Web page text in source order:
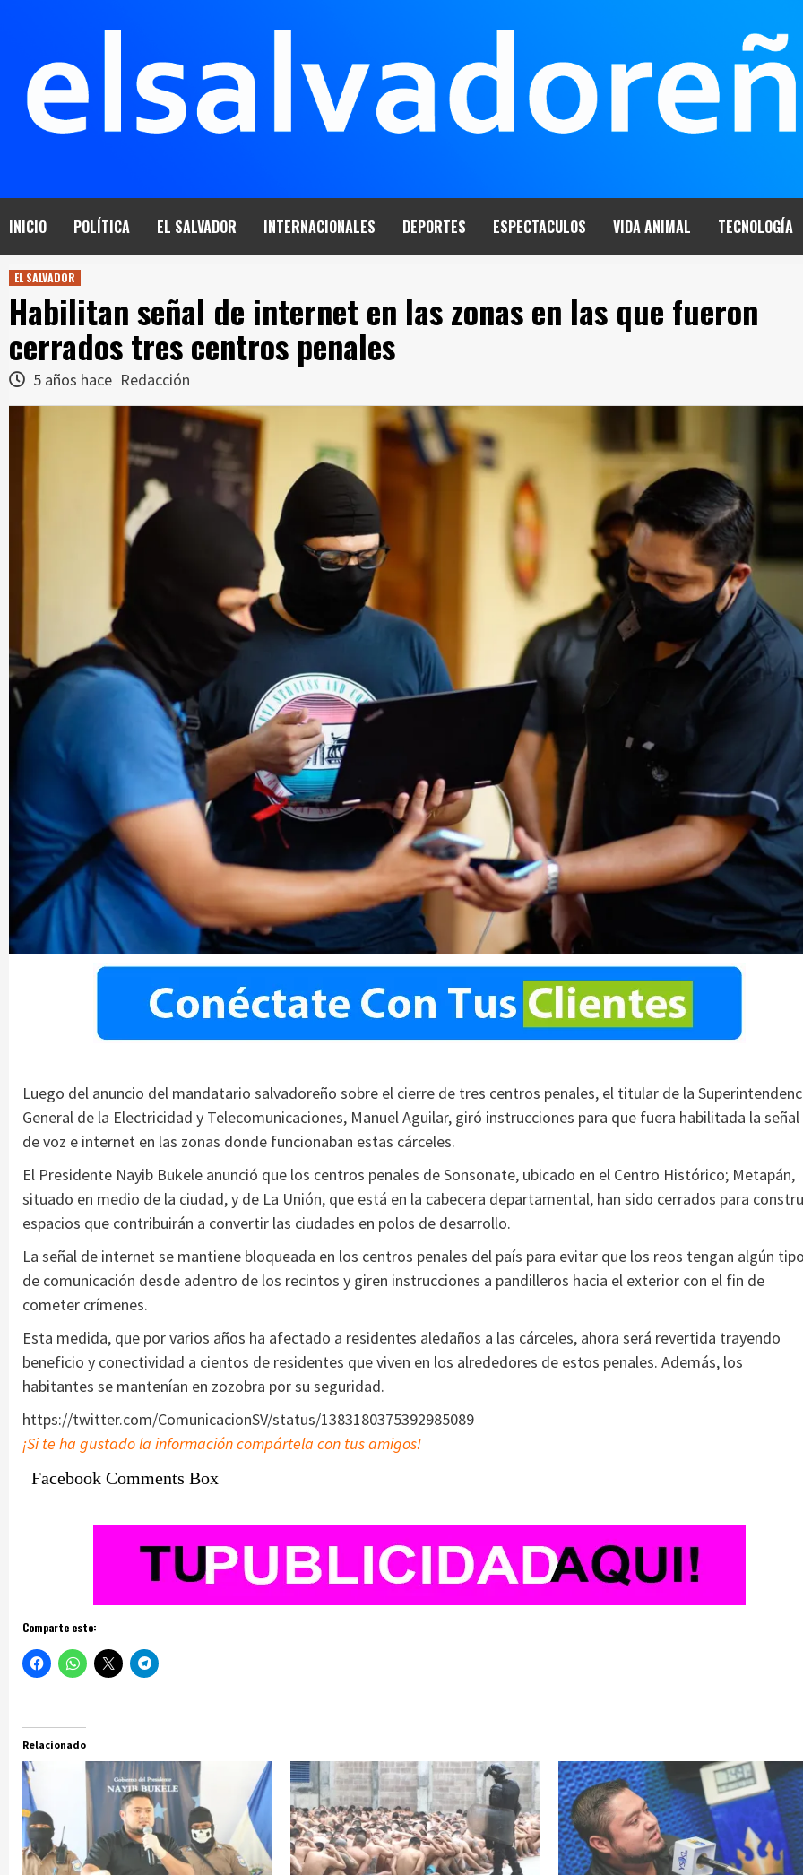
INICIO POLÍTICA EL SALVADOR INTERNACIONALES DEPORTES ESPECTACULOS VIDA ANIMAL TECNOLOGÍA
EL SALVADOR
Habilitan señal de internet en las zonas en las que fueron
cerrados tres centros penales
5 años hace Redacción
Luego del anuncio del mandatario salvadoreño sobre el cierre de tres centros penales, el titular de la
General de la Electricidad y Telecomunicaciones, Manuel Aguilar, giró instrucciones para que fuera habilitada la señal
de voz e internet en las zonas donde funcionaban estas cárceles.
El Presidente Nayib Bukele anunció que los centros penales de Sonsonate, ubicado en el Centro Histórico; Metapán,
situado en medio de la ciudad, y de La Unión, que está en la cabecera departamental, han sido cerrados para
espacios que contribuirán a convertir las ciudades en polos de desarrollo.
La señal de internet se mantiene bloqueada en los centros penales del país para evitar que los reos tengan algún
de comunicación desde adentro de los recintos y giren instrucciones a pandilleros hacia el exterior con el fin de
cometer crímenes.
Esta medida, que por varios años ha afectado a residentes aledaños a las cárceles, ahora será revertida trayendo
beneficio y conectividad a cientos de residentes que viven en los alrededores de estos penales. Además, los
habitantes se mantenían en zozobra por su seguridad.
https://twitter.com/ComunicacionSV/status/1383180375392985089
¡Si te ha gustado la información compártela con tus amigos!
Facebook Comments Box
Comparte esto:
Relacionado